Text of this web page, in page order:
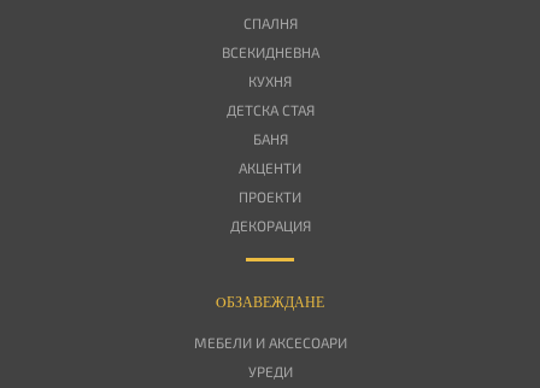
СПАЛНЯ
ВСЕКИДНЕВНА
КУХНЯ
ДЕТСКА СТАЯ
БАНЯ
АКЦЕНТИ
ПРОЕКТИ
ДЕКОРАЦИЯ
OБЗАВЕЖДАНЕ
МЕБЕЛИ И АКСЕСОАРИ
УРЕДИ